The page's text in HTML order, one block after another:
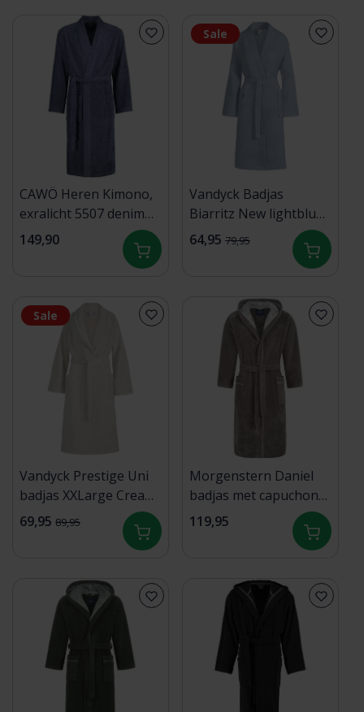
CAWÖ Heren Kimono,
exralicht 5507 denim
54
149,90
Sale
Vandyck Badjas
Biarritz New lightblue
XLarge
64,95 79,95
Sale
Vandyck Prestige Uni
badjas XXLarge Cream
Tan
69,95 89,95
Morgenstern Daniel
badjas met capuchon
Terra/Grijsbruin L
119,95